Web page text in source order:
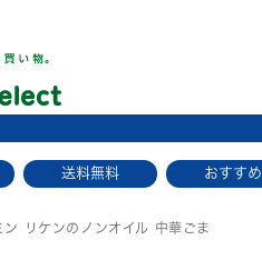
送料無料 おすすめ
ン リケンのノンオイル 中華ごま